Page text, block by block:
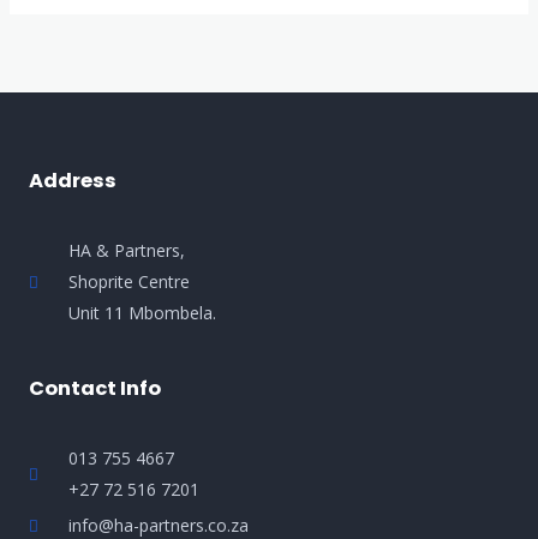
Address
HA & Partners,
Shoprite Centre
Unit 11 Mbombela.
Contact Info
013 755 4667
+27 72 516 7201
info@ha-partners.co.za